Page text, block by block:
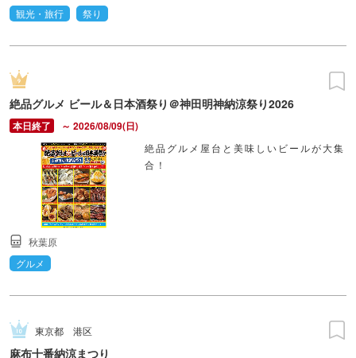
観光・旅行
祭り
絶品グルメ ビール＆日本酒祭り＠神田明神納涼祭り2026
～ 2026/08/09(日)
絶品グルメ屋台と美味しいビールが大集
合！
秋葉原
グルメ
東京都 港区
麻布十番納涼まつり